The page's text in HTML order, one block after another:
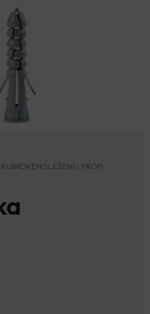
LEŠENÍ / PROFI